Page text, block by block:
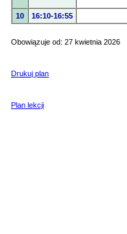
10 16:10-16:55
Obowiązuje od: 27 kwietnia 2026
Drukuj plan
Plan lekcji